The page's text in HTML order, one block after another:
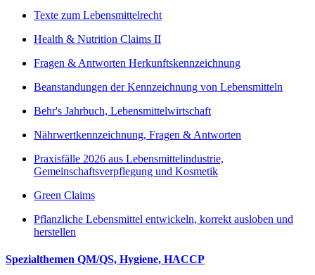
Texte zum Lebensmittelrecht
Health & Nutrition Claims II
Fragen & Antworten Herkunftskennzeichnung
Beanstandungen der Kennzeichnung von Lebensmitteln
Behr's Jahrbuch, Lebensmittelwirtschaft
Nährwertkennzeichnung, Fragen & Antworten
Praxisfälle 2026 aus Lebensmittelindustrie,
Gemeinschaftsverpflegung und Kosmetik
Green Claims
Pflanzliche Lebensmittel entwickeln, korrekt ausloben und
herstellen
Spezialthemen QM/QS, Hygiene, HACCP